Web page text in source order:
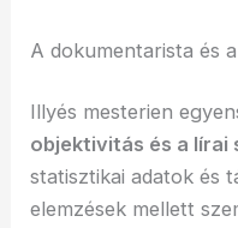
A dokumentarista és
Illyés mesterien
objektivitás és a lírai
statisztikai adatok és
elemzések mellett